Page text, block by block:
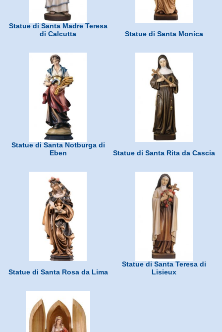
Statue di Santa Madre Teresa
di Calcutta
Statue di Santa Monica
Statue di Santa Notburga di
Eben
Statue di Santa Rita da Cascia
Statue di Santa Rosa da Lima
Statue di Santa Teresa di
Lisieux